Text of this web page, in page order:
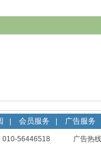
会员服务 广告服务
010-56446518 广告